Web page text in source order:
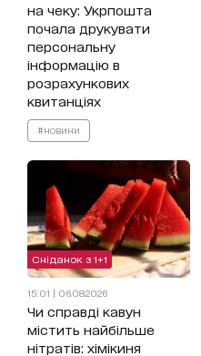
на чеку: Укрпошта
почала друкувати
персональну
інформацію в
розрахункових
квитанціях
#новини
Сніданок з 1+1
15:01 | 06.08.2026
Чи справді кавун
містить найбільше
нітратів: хімікиня